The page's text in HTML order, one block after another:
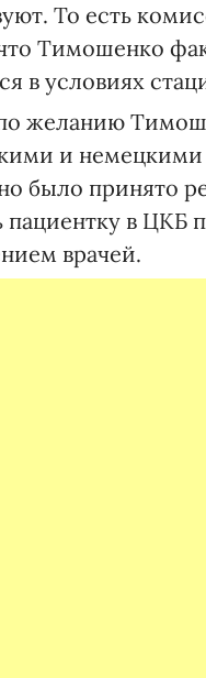
То есть
Тимошенко
в условиях
желанию
и немецкими
было принято
пациентку в ЦКБ
врачей.